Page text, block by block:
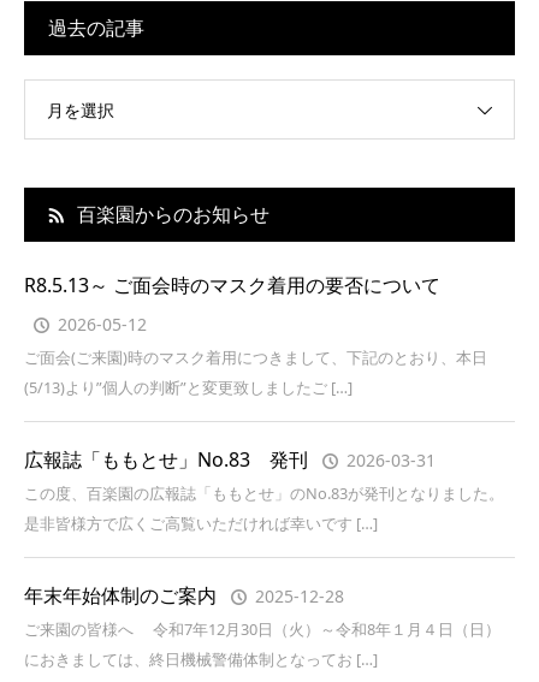
過去の記事
月を選択
百楽園からのお知らせ
R8.5.13～ ご面会時のマスク着用の要否について
2026-05-12
ご面会(ご来園)時のマスク着用につきまして、下記のとおり、本日
(5/13)より”個人の判断”と変更致しましたご […]
広報誌「ももとせ」No.83 発刊 2026-03-31
この度、百楽園の広報誌「ももとせ」のNo.83が発刊となりました。
是非皆様方で広くご高覧いただければ幸いです […]
年末年始体制のご案内 2025-12-28
ご来園の皆様へ 令和7年12月30日（火）～令和8年１月４日（日）
におきましては、終日機械警備体制となってお […]